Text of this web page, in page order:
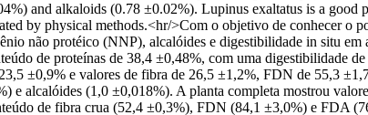
and alkaloids (0.78 ±0.02%). Lupinus exaltatus is a
by physical methods.<hr/>Com o objetivo de conhecer o
não protéico (NNP), alcalóides e digestibilidade in situ
de proteínas de 38,4 ±0,48%, com uma
±0,9% e valores de fibra de 26,5 ±1,2%, FDN de 55,3
e alcalóides (1,0 ±0,018%). A planta completa mostrou
de fibra crua (52,4 ±0,3%), FDN (84,1 ±3,0%) e FDA